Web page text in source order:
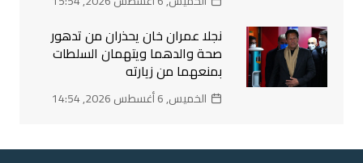
نجلا عمران خان يحذران من تدهور
صحة والدهما ويتهمان السلطات
بمنعهما من زيارته
الخميس, 6 أغسطس 2026, 14:54